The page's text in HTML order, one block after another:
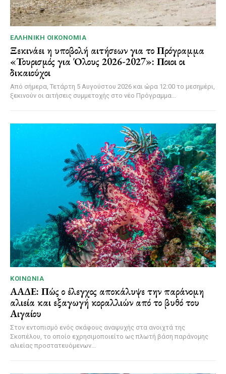
ΕΛΛΗΝΙΚΉ ΟΙΚΟΝΟΜΊΑ
Ξεκινάει η υποβολή αιτήσεων για το Πρόγραμμα
«Τουρισμός για Όλους 2026-2027»: Ποιοι οι
δικαιούχοι
Από σήμερα, Τετάρτη 5 Αυγούστου 2026 και ώρα 12:00 το μεσημέρι,
ξεκινούν οι αιτήσεις συμμετοχής στο νέο Πρόγραμμα...
ΚΟΙΝΩΝΊΑ
ΑΑΔΕ: Πώς ο έλεγχος αποκάλυψε την παράνομη
αλιεία και εξαγωγή κοραλλιών από το βυθό του
Αιγαίου
Στον εντοπισμό ενός σκάφους αναψυχής στα ανοιχτά της
Σκοπέλου, το οποίο εχρησιμοποιείτο ως πλωτή βάση παράνομης
αλιείας προστατευόμενων...